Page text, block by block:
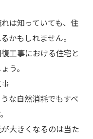
は知っていても、住
かもしれません。
工事における住宅と
う。
な自然消耗でもすべ
大きくなるのは当た